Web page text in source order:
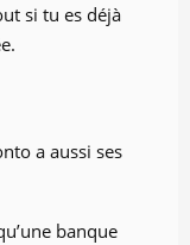
si tu es déjà
a aussi ses
banque